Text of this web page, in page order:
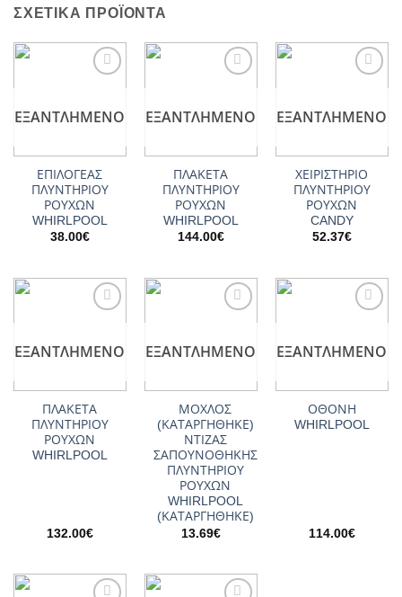
ΣΧΕΤΙΚΆ ΠΡΟΪΌΝΤΑ
ΕΞΑΝΤΛΗΜΈΝΟ
ΕΠΙΛΟΓΕΑΣ
ΠΛΥΝΤΗΡΙΟΥ
ΡΟΥΧΩΝ
WHIRLPOOL
38.00€
ΕΞΑΝΤΛΗΜΈΝΟ
ΠΛΑΚΕΤΑ
ΠΛΥΝΤΗΡΙΟΥ
ΡΟΥΧΩΝ
WHIRLPOOL
144.00€
ΕΞΑΝΤΛΗΜΈΝΟ
ΧΕΙΡΙΣΤΗΡΙΟ
ΠΛΥΝΤΗΡΙΟΥ
ΡΟΥΧΩΝ
CANDY
52.37€
ΕΞΑΝΤΛΗΜΈΝΟ
ΠΛΑΚΕΤΑ
ΠΛΥΝΤΗΡΙΟΥ
ΡΟΥΧΩΝ
WHIRLPOOL
132.00€
ΕΞΑΝΤΛΗΜΈΝΟ
ΜΟΧΛΟΣ
(ΚΑΤΑΡΓΗΘΗΚΕ)
ΝΤΙΖΑΣ
ΣΑΠΟΥΝΟΘΗΚΗΣ
ΠΛΥΝΤΗΡΙΟΥ
ΡΟΥΧΩΝ
WHIRLPOOL
(ΚΑΤΑΡΓΗΘΗΚΕ)
13.69€
ΕΞΑΝΤΛΗΜΈΝΟ
ΟΘΟΝΗ
WHIRLPOOL
114.00€